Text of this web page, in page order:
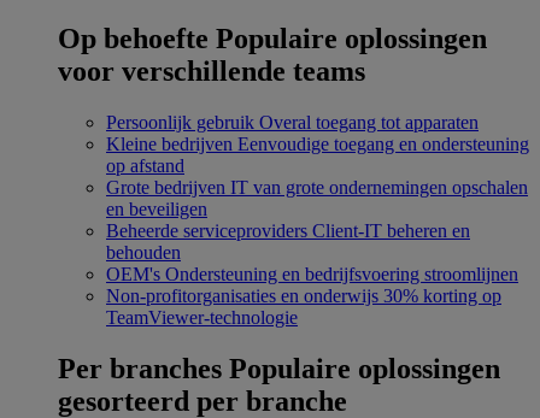
Op behoefte Populaire oplossingen
voor verschillende teams
Persoonlijk gebruik Overal toegang tot apparaten
Kleine bedrijven Eenvoudige toegang en ondersteuning
op afstand
Grote bedrijven IT van grote ondernemingen opschalen
en beveiligen
Beheerde serviceproviders Client-IT beheren en
behouden
OEM's Ondersteuning en bedrijfsvoering stroomlijnen
Non-profitorganisaties en onderwijs 30% korting op
TeamViewer-technologie
Per branches Populaire oplossingen
gesorteerd per branche